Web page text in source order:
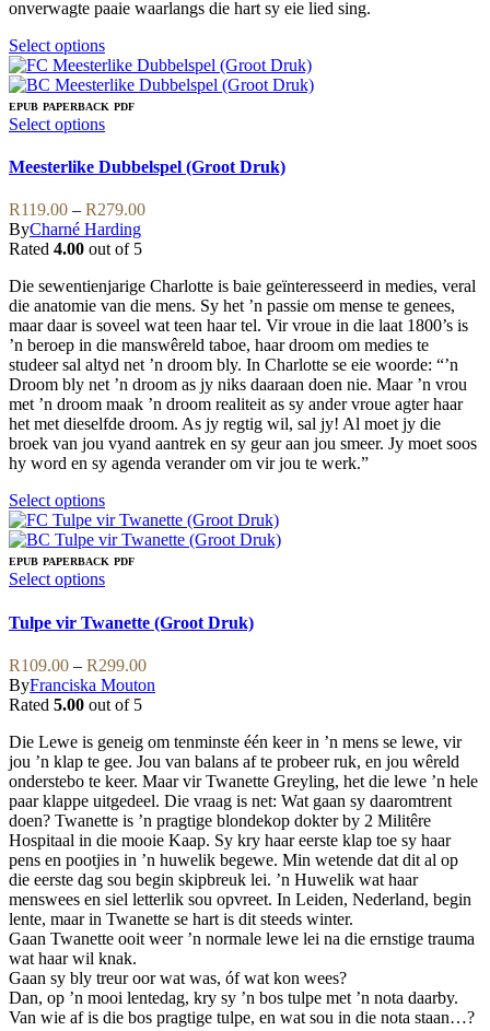
onverwagte paaie waarlangs die hart sy eie lied sing.
Select optionsThis
product
has
multiple
variants.
options
be
chosen
on
the
product
page
EPUB PAPERBACK PDF
Select optionsThis
has
variants.
The
options
may
be
chosen
on
the
product
page
Meesterlike Dubbelspel (Groot Druk)
R119.00 – R279.00Price
R279.00
ByCharné Harding
Rated 4.00 out of 5
Die sewentienjarige Charlotte is baie geïnteresseerd in medies, veral
die anatomie van die mens. Sy het ’n passie om mense te genees,
maar daar is soveel wat teen haar tel. Vir vroue in die laat 1800’s is
’n beroep in die manswêreld taboe, haar droom om medies te
studeer sal altyd net ’n droom bly. In Charlotte se eie woorde: “’n
Droom bly net ’n droom as jy niks daaraan doen nie. Maar ’n vrou
met ’n droom maak ’n droom realiteit as sy ander vroue agter haar
het met dieselfde droom. As jy regtig wil, sal jy! Al moet jy die
broek van jou vyand aantrek en sy geur aan jou smeer. Jy moet soos
hy word en sy agenda verander om vir jou te werk.”
Select optionsThis
product
has
multiple
variants.
options
may
be
chosen
on
the
product
page
EPUB PAPERBACK PDF
Select optionsThis
has
multiple
variants.
The
options
may
be
chosen
on
the
product
page
Tulpe vir Twanette (Groot Druk)
R109.00 – R299.00Price
range:
R299.00
ByFranciska Mouton
Rated 5.00 out of 5
Die Lewe is geneig om tenminste één keer in ’n mens se lewe, vir
jou ’n klap te gee. Jou van balans af te probeer ruk, en jou wêreld
onderstebo te keer. Maar vir Twanette Greyling, het die lewe ’n hele
paar klappe uitgedeel. Die vraag is net: Wat gaan sy daaromtrent
doen? Twanette is ’n pragtige blondekop dokter by 2 Militêre
Hospitaal in die mooie Kaap. Sy kry haar eerste klap toe sy haar
pens en pootjies in ’n huwelik begewe. Min wetende dat dit al op
die eerste dag sou begin skipbreuk lei. ’n Huwelik wat haar
menswees en siel letterlik sou opvreet. In Leiden, Nederland, begin
lente, maar in Twanette se hart is dit steeds winter.
Gaan Twanette ooit weer ’n normale lewe lei na die ernstige trauma
wat haar wil knak.
Gaan sy bly treur oor wat was, óf wat kon wees?
Dan, op ’n mooi lentedag, kry sy ’n bos tulpe met ’n nota daarby.
Van wie af is die bos pragtige tulpe, en wat sou in die nota staan…?